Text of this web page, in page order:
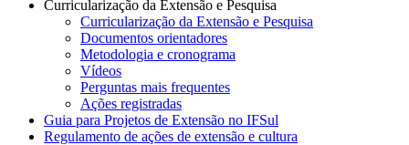
Curricularização da Extensão e Pesquisa
Curricularização da Extensão e Pesquisa
Documentos orientadores
Metodologia e cronograma
Vídeos
Perguntas mais frequentes
Ações registradas
Guia para Projetos de Extensão no IFSul
Regulamento de ações de extensão e cultura